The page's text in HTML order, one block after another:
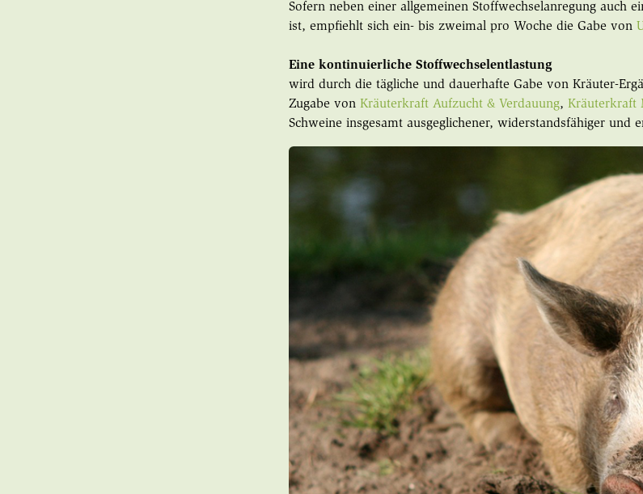
Sofern neben einer allgemeinen Stoffwechselanregung auch
ist, empfiehlt sich ein- bis zweimal pro Woche die Gabe von
Eine kontinuierliche Stoffwechselentlastung
wird durch die tägliche und dauerhafte Gabe von Kräuter-
Zugabe vonKräuterkraft Aufzucht & Verdauung,Kräuterkraft
Schweine insgesamt ausgeglichener, widerstandsfähiger und